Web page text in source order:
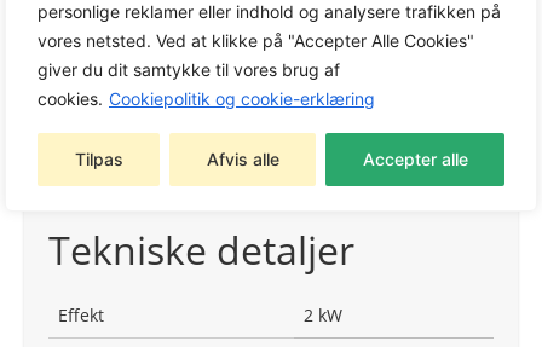
personlige reklamer eller indhold og analysere trafikken på
vores netsted. Ved at klikke på "Accepter Alle Cookies"
giver du dit samtykke til vores brug af
cookies. Cookiepolitik og cookie-erklæring
Tilpas Afvis alle Accepter alle
Tags: Batterimaskiner,Ekskl. Batteri og lader,
STIHL Batterimaskiner, STIHL Trimmere og
kratryddere,Trimmere og kratryddere
Varemærke:STIHL
Tekniske detaljer
Effekt
2 kW